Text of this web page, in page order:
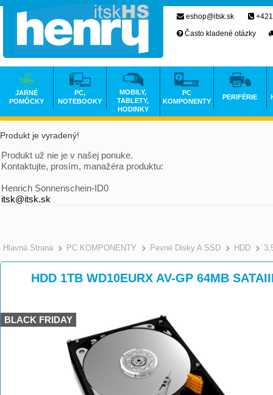
Produkt je vyradený!
Produkt už nie je v našej ponuke.
Kontaktujte, prosím, manažéra produktu:
Henrich Sonnenschein-ID0
itsk@itsk.sk
Hlavná Strana >
PC KOMPONENTY >
Pevné Disky A SSD HDD
HDD 1TB WD10EURX AV-GP 64MB
BLACK FRIDAY
eshop@itsk.sk
Často kladené otázky
JARNÉ
POMÔCKY
PC,
NOTEBOOKY
MOBILY,
TABLETY,
HODINKY
PC
KOMPONENTY
PERIFÉRIE